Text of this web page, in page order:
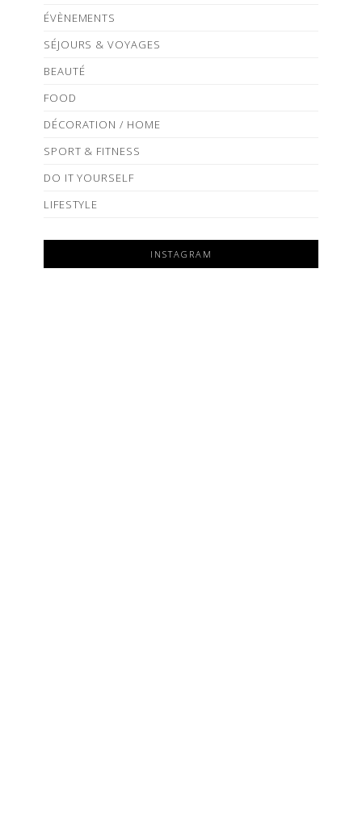
ÉVÈNEMENTS
SÉJOURS & VOYAGES
BEAUTÉ
FOOD
DÉCORATION / HOME
SPORT & FITNESS
DO IT YOURSELF
LIFESTYLE
INSTAGRAM